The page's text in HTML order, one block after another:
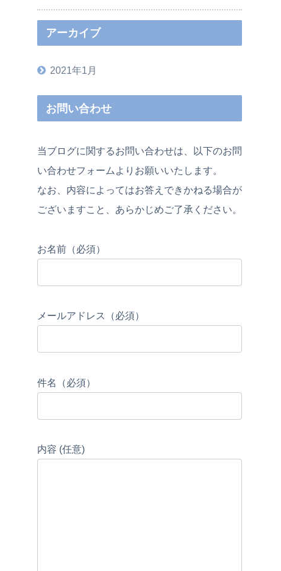
アーカイブ
2021年1月
お問い合わせ
当ブログに関するお問い合わせは、以下のお問
い合わせフォームよりお願いいたします。
なお、内容によってはお答えできかねる場合が
ございますこと、あらかじめご了承ください。
お名前（必須）
メールアドレス（必須）
件名（必須）
内容 (任意)